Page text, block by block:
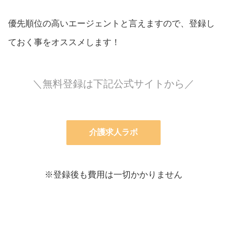
優先順位の高いエージェントと言えますので、登録し
ておく事をオススメします！
＼無料登録は下記公式サイトから／
介護求人ラボ
※登録後も費用は一切かかりません